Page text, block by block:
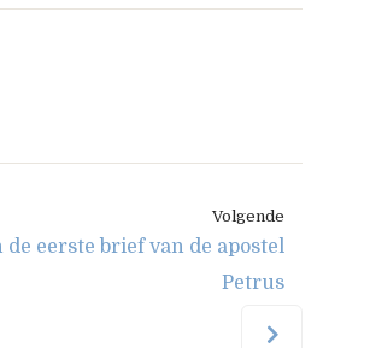
om
verhogen
Volgende
eerste brief van de apostel
Petrus